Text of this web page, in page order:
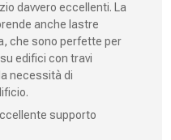
davvero eccellenti. La
anche lastre
che sono perfette per
edifici con travi
necessità di
supporto